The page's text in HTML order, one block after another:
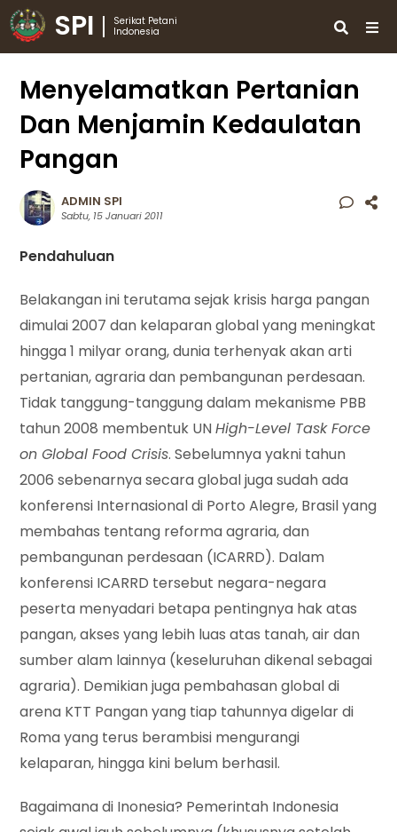
SPI
Serikat Petani
Indonesia
Menyelamatkan Pertanian
Dan Menjamin Kedaulatan
Pangan
ADMIN SPI
Sabtu, 15 Januari 2011
Pendahuluan
Belakangan ini terutama sejak krisis harga pangan
dimulai 2007 dan kelaparan global yang meningkat
hingga 1 milyar orang, dunia terhenyak akan arti
pertanian, agraria dan pembangunan perdesaan.
Tidak tanggung-tanggung dalam mekanisme PBB
tahun 2008 membentuk UNHigh-Level Task Force
on Global Food Crisis. Sebelumnya yakni tahun
2006 sebenarnya secara global juga sudah ada
konferensi Internasional di Porto Alegre, Brasil yang
membahas tentang reforma agraria, dan
pembangunan perdesaan (ICARRD). Dalam
konferensi ICARRD tersebut negara-negara
peserta menyadari betapa pentingnya hak atas
pangan, akses yang lebih luas atas tanah, air dan
sumber alam lainnya (keseluruhan dikenal sebagai
agraria). Demikian juga pembahasan global di
arena KTT Pangan yang tiap tahunnya digelar di
Roma yang terus berambisi mengurangi
kelaparan, hingga kini belum berhasil.
Bagaimana di Inonesia? Pemerintah Indonesia